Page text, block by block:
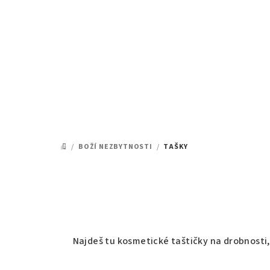
DOMŮ
/ BOŽÍ NEZBYTNOSTI / TAŠKY
Najdeš tu kosmetické taštičky na